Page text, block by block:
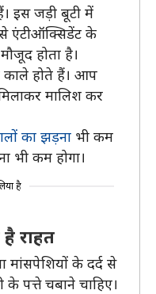
इस जड़ी बूटी में
एंटीऑक्सिडेंट के
होता है।
होते हैं। आप
मालिश कर
का झड़ना भी कम
भी कम होगा।
है
राहत
मांसपेशियों के दर्द से
के पत्ते चबाने चाहिए।